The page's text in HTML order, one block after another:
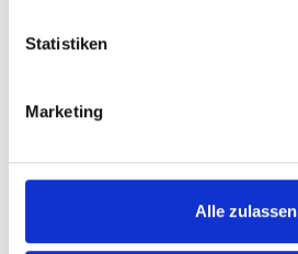
Statistiken
Marketing
Alle zulassen
products